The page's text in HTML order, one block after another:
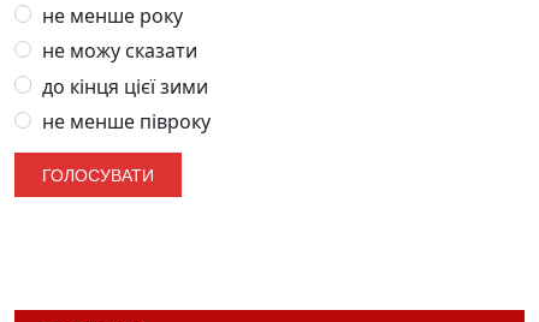
не менше року
не можу сказати
до кінця цієї зими
не менше півроку